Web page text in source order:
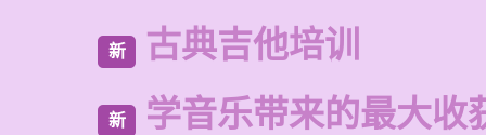
新 古典吉他培训
新 学音乐带来的最大收